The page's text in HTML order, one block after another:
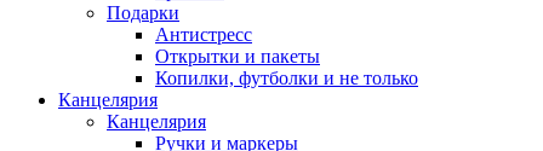
Подарки
Антистресс
Открытки и пакеты
Копилки, футболки и не только
Канцелярия
Канцелярия
Ручки и маркеры